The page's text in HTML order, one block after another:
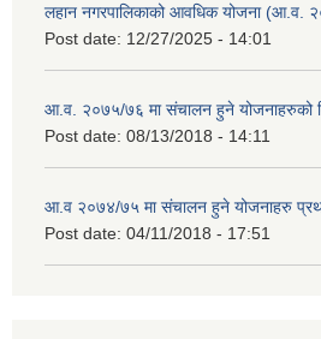
लहान नगरपालिकाको आवधिक योजना (आ.व.
Post date: 12/27/2025 - 14:01
आ.व. २०७५/७६ मा संचालन हुने योजनाहरुको
Post date: 08/13/2018 - 14:11
आ.व २०७४/७५ मा संचालन हुने योजनाहरु
Post date: 04/11/2018 - 17:51